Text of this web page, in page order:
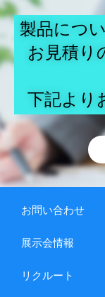
製品につ
お見積り
下記より
お問い合わせ
展示会情報
リクルート